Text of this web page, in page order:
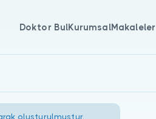
Doktor BulKurumsalMakaleler
oluşturulmuştur.